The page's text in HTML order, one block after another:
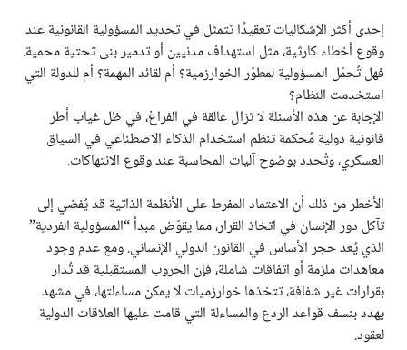
إحدى أكثر الإشكاليات تعقيدًا تتمثل في تحديد المسؤولية القانونية عند
وقوع أخطاء كارثية، مثل استهداف مدنيين أو تدمير بنى تحتية محمية.
فهل تُحمّل المسؤولية لمطوّر الخوارزمية؟ أم لقائد المهمة؟ أم للدولة التي
استخدمت النظام؟
الإجابة عن هذه الأسئلة لا تزال عالقة في الفراغ، في ظل غياب أطر
قانونية دولية مُحكمة تنظم استخدام الذكاء الاصطناعي في السياق
العسكري، وتُحدد بوضوح آليات المحاسبة عند وقوع الانتهاكات.
الأخطر من ذلك أن الاعتماد المفرط على الأنظمة الذاتية قد يُفضي إلى
تآكل دور الإنسان في اتخاذ القرار، مما يقوّض مبدأ “المسؤولية الفردية”
الذي يُعد حجر الأساس في القانون الدولي الإنساني. ومع عدم وجود
معاهدات ملزمة أو اتفاقات شاملة، فإن الحروب المستقبلية قد تُدار
بقرارات غير شفافة، تتخذها خوارزميات لا يمكن مساءلتها، في مشهد
يهدد بنسف قواعد الردع والمساءلة التي قامت عليها العلاقات الدولية
لعقود.